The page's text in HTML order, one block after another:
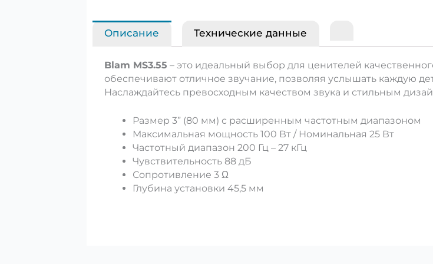
Описание Технические данные
Blam MS3.55 – это идеальный выбор для ценителей
обеспечивают отличное звучание, позволяя услышать каждую
Наслаждайтесь превосходным качеством звука и стильным
Размер 3” (80 мм) с расширенным частотным диапазоном
Максимальная мощность 100 Вт / Номинальная 25 Вт
Частотный диапазон 200 Гц – 27 кГц
Чувствительность 88 дБ
Сопротивление 3 Ω
Глубина установки 45,5 мм